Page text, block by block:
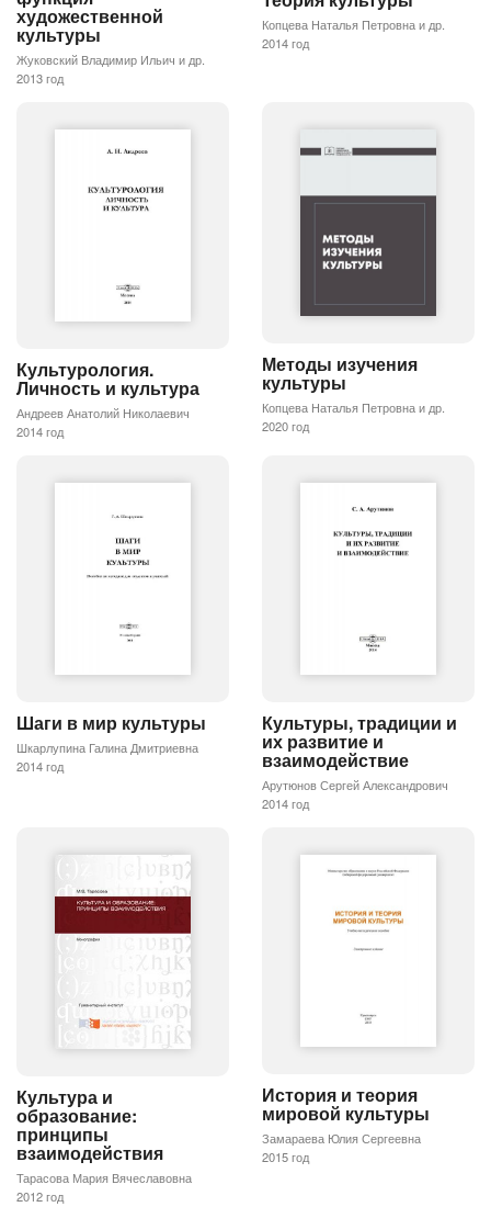
художественной
культуры
Жуковский Владимир Ильич и др.
2013 год
Копцева Наталья Петровна и др.
2014 год
Культурология.
Личность и культура
Андреев Анатолий Николаевич
2014 год
Методы изучения
культуры
Копцева Наталья Петровна и др.
2020 год
Шаги в мир культуры
Шкарлупина Галина Дмитриевна
2014 год
Культуры, традиции и
их развитие и
взаимодействие
Арутюнов Сергей Александрович
2014 год
Культура и
образование:
принципы
взаимодействия
Тарасова Мария Вячеславовна
2012 год
История и теория
мировой культуры
Замараева Юлия Сергеевна
2015 год